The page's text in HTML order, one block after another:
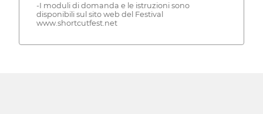
-I moduli di domanda e le istruzioni sono
disponibili sul sito web del Festival
www.shortcutfest.net